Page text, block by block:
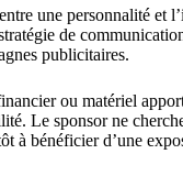
une personnalité et
de
publicitaires.
ou matériel
Le sponsor ne
à bénéficier d’une